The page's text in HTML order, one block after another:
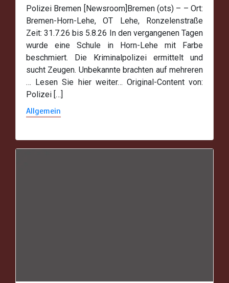
Polizei Bremen [Newsroom]Bremen (ots) – – Ort:
Bremen-Horn-Lehe, OT Lehe, Ronzelenstraße
Zeit: 31.7.26 bis 5.8.26 In den vergangenen Tagen
wurde eine Schule in Horn-Lehe mit Farbe
beschmiert. Die Kriminalpolizei ermittelt und
sucht Zeugen. Unbekannte brachten auf mehreren
… Lesen Sie hier weiter… Original-Content von:
Polizei […]
Allgemein